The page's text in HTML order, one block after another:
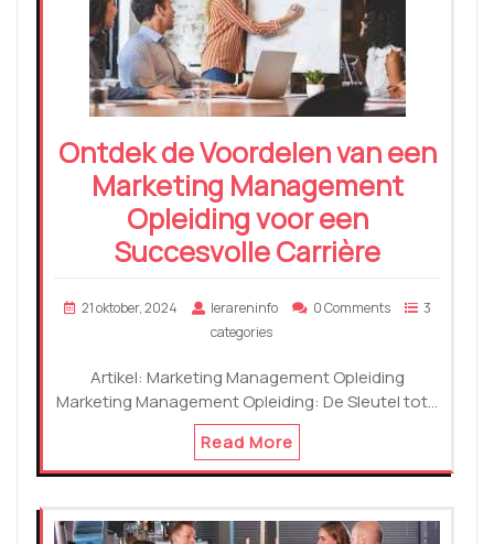
Ontdek de Voordelen van een
Marketing Management
Opleiding voor een
Succesvolle Carrière
21 oktober, 2024 lerareninfo 0 Comments
3
categories
Artikel: Marketing Management Opleiding
Marketing Management Opleiding: De Sleutel tot…
Read More